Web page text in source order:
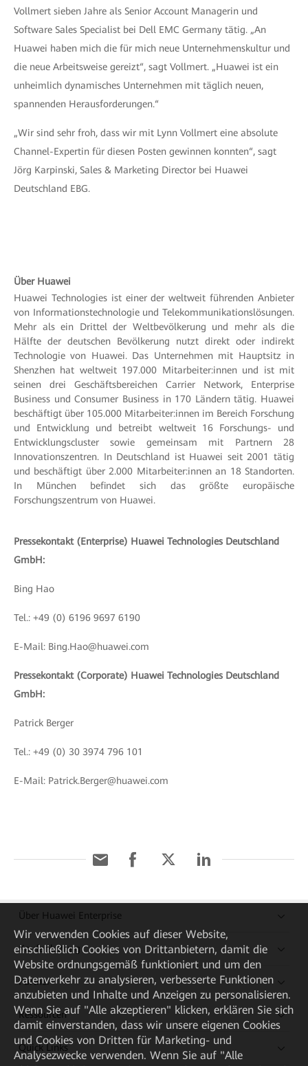
Vollmert sieben Jahre als Senior Account Managerin und
Software Sales Specialist bei Dell EMC Germany tätig. „An
Huawei haben mich die für mich neue Unternehmenskultur und
die neue Arbeitsweise gereizt“, sagt Vollmert. „Huawei ist ein
unheimlich dynamisches Unternehmen mit täglich neuen,
spannenden Herausforderungen.“
„Wir sind sehr froh, dass wir mit Lynn Vollmert eine absolute
Channel-Expertin für diesen Posten gewinnen konnten“, sagt
Jörg Karpinski, Sales & Marketing Director bei Huawei
Deutschland EBG.
Über Huawei
Huawei Technologies ist einer der weltweit führenden Anbieter
von Informationstechnologie und Telekommunikationslösungen.
Mehr als ein Drittel der Weltbevölkerung und mehr als die
Hälfte der deutschen Bevölkerung nutzt direkt oder indirekt
Technologie von Huawei. Das Unternehmen mit Hauptsitz in
Shenzhen hat weltweit 197.000 Mitarbeiter:innen und ist mit
seinen drei Geschäftsbereichen Carrier Network, Enterprise
Business und Consumer Business in 170 Ländern tätig. Huawei
beschäftigt über 105.000 Mitarbeiter:innen im Bereich Forschung
und Entwicklung und betreibt weltweit 16 Forschungs- und
Entwicklungscluster sowie gemeinsam mit Partnern 28
Innovationszentren. In Deutschland ist Huawei seit 2001 tätig
und beschäftigt über 2.000 Mitarbeiter:innen an 18 Standorten.
In München befindet sich das größte europäische
Forschungszentrum von Huawei.
Pressekontakt (Enterprise) Huawei Technologies Deutschland
GmbH:
Bing Hao
Tel.: +49 (0) 6196 9697 6190
E-Mail: Bing.Hao@huawei.com
Pressekontakt (Corporate) Huawei Technologies Deutschland
GmbH:
Patrick Berger
Tel.: +49 (0) 30 3974 796 101
E-Mail: Patrick.Berger@huawei.com
Über Huawei Enterprise
Kaufanleitung
Partner
Ressourcen
Quick Links
Wir verwenden Cookies auf dieser Website,
einschließlich Cookies von Drittanbietern, damit die
Website ordnungsgemäß funktioniert und um den
Datenverkehr zu analysieren, verbesserte Funktionen
anzubieten und Inhalte und Anzeigen zu personalisieren.
Wenn Sie auf "Alle akzeptieren" klicken, erklären Sie sich
damit einverstanden, dass wir unsere eigenen Cookies
und Cookies von Dritten für Marketing- und
Analysezwecke verwenden. Wenn Sie auf "Alle